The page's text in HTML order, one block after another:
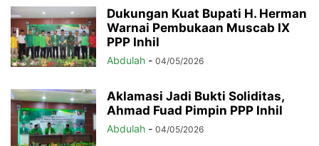
Dukungan Kuat Bupati H. Herman
Warnai Pembukaan Muscab IX
PPP Inhil
Abdulah - 04/05/2026
Aklamasi Jadi Bukti Soliditas,
Ahmad Fuad Pimpin PPP Inhil
Abdulah - 04/05/2026